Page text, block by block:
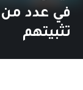
في عدد من
تثبيتهم